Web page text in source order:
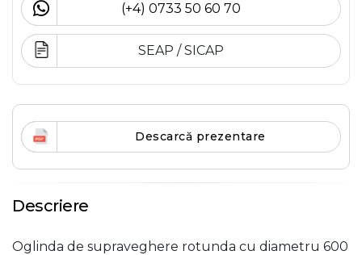
(+4) 0733 50 60 70
SEAP / SICAP
Descarcă prezentare
Descriere
Oglinda de supraveghere rotunda cu diametru 600